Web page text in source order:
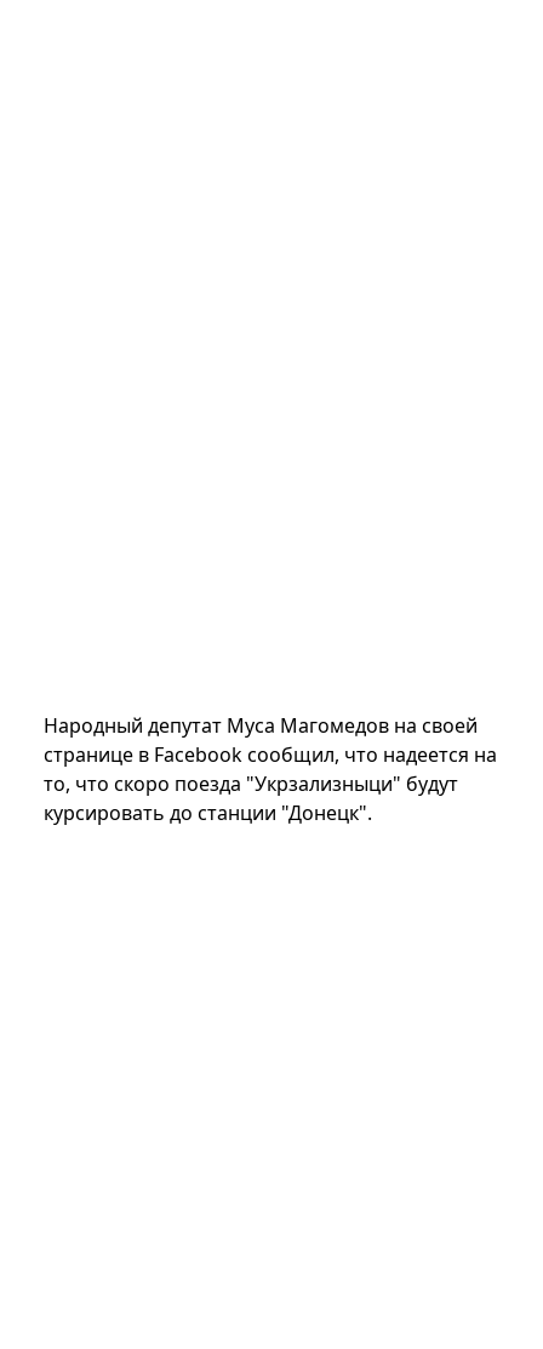
Народный депутат Муса Магомедов на своей
странице в Facebook сообщил, что надеется на
то, что скоро поезда "Укрзализныци" будут
курсировать до станции "Донецк".